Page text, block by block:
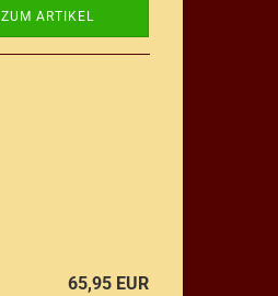
ZUM ARTIKEL
65,95 EUR